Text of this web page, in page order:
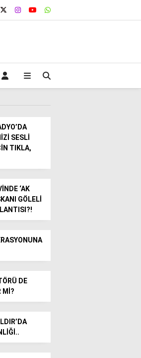
SESLİ
TIKLA,
‘AK
GÖLELİ
DE
Mİ?